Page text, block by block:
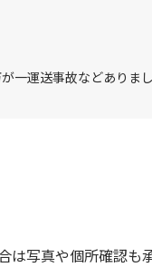
一運送事故などありま
は写真や個所確認も